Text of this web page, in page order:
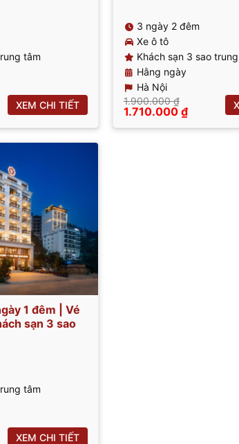
tâm
XEM CHI TIẾT
3 ngày 2 đêm
Xe ô tô
Khách sạn 3 sao
Hằng ngày
Hà Nội
1.900.000₫
Giá
là:
1.710.000 ₫Giá
hiện
tại
1 đêm | Vé
sạn 3 sao
tâm
XEM CHI TIẾT